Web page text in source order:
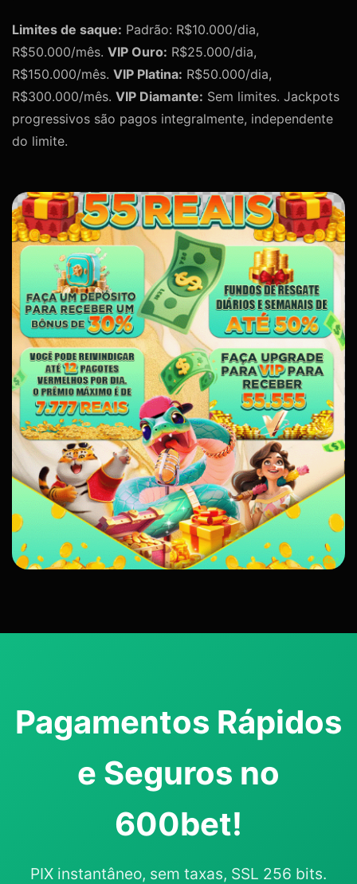
Limites de saque: Padrão: R$10.000/dia,
R$50.000/mês. VIP Ouro: R$25.000/dia,
R$150.000/mês. VIP Platina: R$50.000/dia,
R$300.000/mês. VIP Diamante: Sem limites. Jackpots
progressivos são pagos integralmente, independente
do limite.
Pagamentos Rápidos
e Seguros no
600bet!
PIX instantâneo, sem taxas, SSL 256 bits.